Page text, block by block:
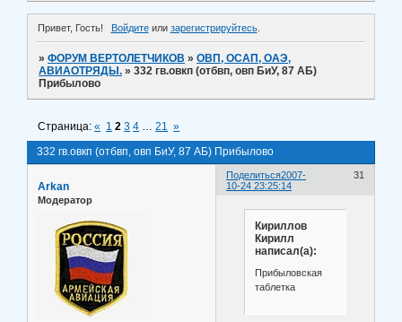
Привет, Гость! Войдитеили зарегистрируйтесь.
»ФОРУМ ВЕРТОЛЕТЧИКОВ »ОВП, ОСАП, ОАЭ,
АВИАОТРЯДЫ. »332 гв.овкп (отбвп, овп БиУ, 87 АБ)
Прибылово
332 гв.овкп (отбвп, овп БиУ, 87 АБ) Прибылово
Страница:« 1 2 3 4 … 21 »
Поделиться 31
2007-
10-24 23:25:14
Arkan
Модератор
Кириллов
Кирилл
написал(а):
Прибыловская
таблетка